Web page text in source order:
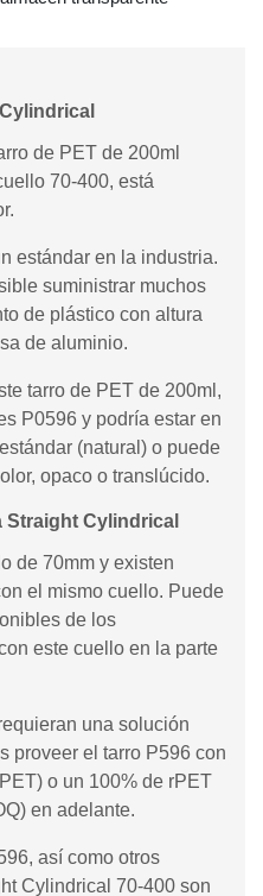
de PET de 200ml
70-400, está
estándar en la industria.
suministrar muchos
de plástico con altura
de aluminio.
tarro de PET de 200ml,
P0596 y podría estar en
(natural) o puede
opaco o translúcido.
Straight Cylindrical
de 70mm y existen
el mismo cuello. Puede
de los
este cuello en la parte
una solución
proveer el tarro P596 con
o un 100% de rPET
en adelante.
así como otros
Cylindrical 70-400 son